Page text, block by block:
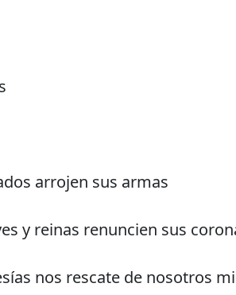
arrojen sus armas
y reinas renuncien sus
nos rescate de nosotros